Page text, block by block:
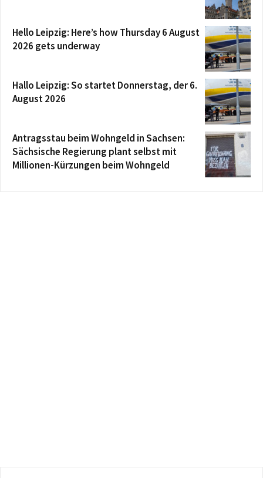
Hello Leipzig: Here’s how Thursday 6 August
2026 gets underway
Hallo Leipzig: So startet Donnerstag, der 6.
August 2026
Antragsstau beim Wohngeld in Sachsen:
Sächsische Regierung plant selbst mit
Millionen-Kürzungen beim Wohngeld